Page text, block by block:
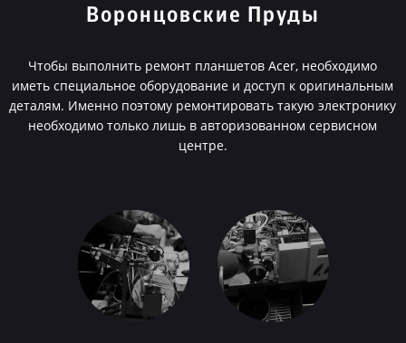
Воронцовские Пруды
Чтобы выполнить ремонт планшетов Acer, необходимо
иметь специальное оборудование и доступ к оригинальным
деталям. Именно поэтому ремонтировать такую электронику
необходимо только лишь в авторизованном сервисном
центре.